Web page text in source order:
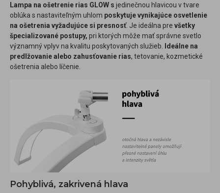
Lampa na ošetrenie rias GLOW s jedinečnou hlavicou v tvare
oblúka s nastaviteľným uhlom poskytuje vynikajúce osvetlenie
na ošetrenia vyžadujúce si presnosť. Je ideálna pre všetky
špecializované postupy, pri ktorých môže mať správne svetlo
významný vplyv na kvalitu poskytovaných služieb.
Ideálne na
predlžovanie alebo zahusťovanie rias, tetovanie, kozmetické
ošetrenia alebo líčenie.
Pohyblivá, zakrivená hlava